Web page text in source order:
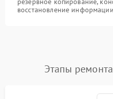
восстановление
Этапы